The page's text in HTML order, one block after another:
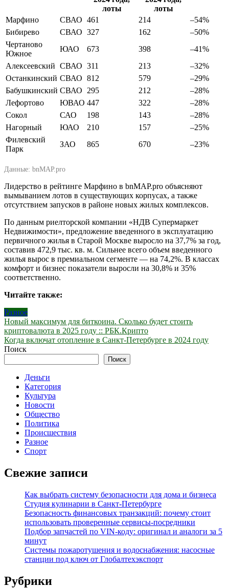
лоты
лоты
Марфино
СВАО 461 214
–54%
Бибирево
СВАО 327 162
–50%
Чертаново
Южное
ЮАО 673 398
–41%
Алексеевский СВАО 311 213
–32%
Останкинский СВАО 812 579
–29%
Бабушкинский СВАО 295 212
–28%
Лефортово
ЮВАО 447 322
–28%
Сокол
САО 198 143
–28%
Нагорный
ЮАО 210 157
–25%
Филевский
Парк
ЗАО 865 670 –23%
Данные: bnMAP.pro
Лидерство в рейтинге Марфино в bnMAP.pro объясняют
вымыванием лотов в существующих корпусах, а также
отсутствием запусков в районе новых жилых комплексов.
По данным риелторской компании «НДВ Супермаркет
Недвижимости», предложение введенного в эксплуатацию
первичного жилья в Старой Москве выросло на 37,7% за год,
составив 472,9 тыс. кв. м. Сильнее всего объем введенного
жилья вырос в премиальном сегменте — на 74,2%. В классах
комфорт и бизнес показатели выросли на 30,8% и 35%
соответственно.
Читайте также:
Разное
Навигация
по
записям
Новый максимум для биткоина. Сколько будет стоить
криптовалюта в 2025 году :: РБК.Крипто
Когда включат отопление в Санкт-Петербурге в 2024 году
Поиск
Поиск
Деньги
Категория
Культура
Новости
Общество
Политика
Происшествия
Разное
Спорт
Свежие записи
Как выбрать систему безопасности для дома и бизнеса
Студия кулинарии в Санкт-Петербурге
Безопасность финансовых транзакций: почему стоит
использовать проверенные сервисы-посредники
Подбор запчастей по VIN-коду: оригинал и аналоги за 5
минут
Системы пожаротушения и водоснабжения: насосные
станции под ключ от Глобалтехэкспорт
Рубрики